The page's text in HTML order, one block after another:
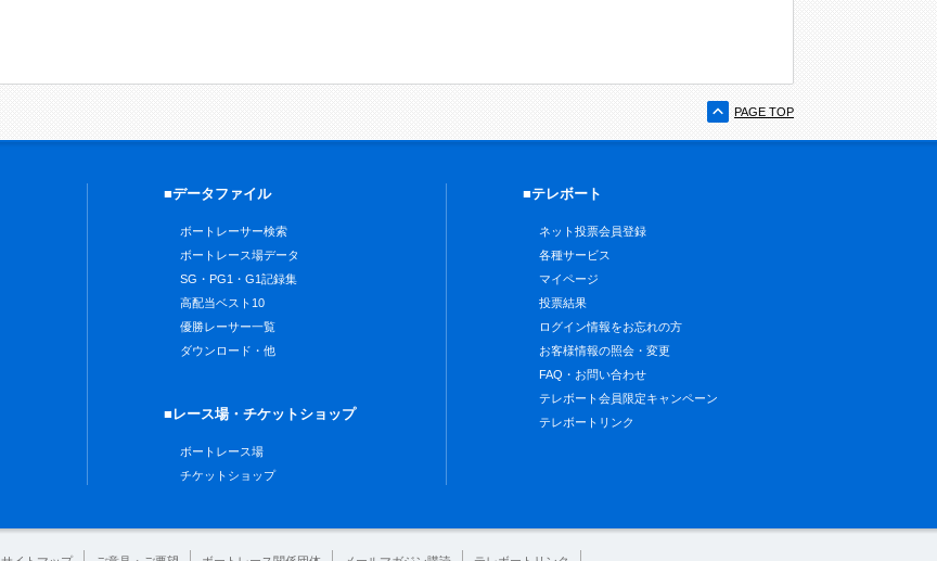
PAGE TOP
■データファイル
ボートレーサー検索
ボートレース場データ
SG・PG1・G1記録集
高配当ベスト10
優勝レーサー一覧
ダウンロード・他
■レース場・チケットショップ
ボートレース場
チケットショップ
■テレボート
ネット投票会員登録
各種サービス
マイページ
投票結果
ログイン情報をお忘れの方
お客様情報の照会・変更
FAQ・お問い合わせ
テレボート会員限定キャンペーン
テレボートリンク